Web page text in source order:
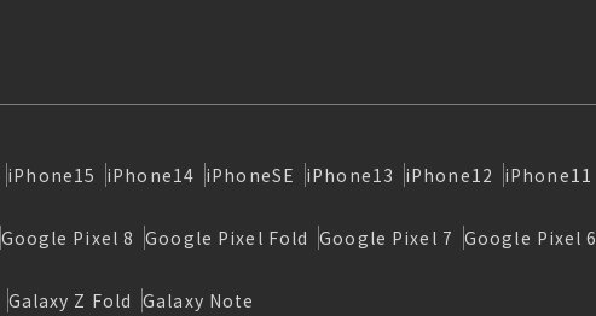
iPhone15 iPhone14 iPhoneSE iPhone13 iPhone12 iPhone11
Google Pixel 8 Google Pixel Fold Google Pixel 7 Google Pixel 6
Galaxy Z Fold Galaxy Note